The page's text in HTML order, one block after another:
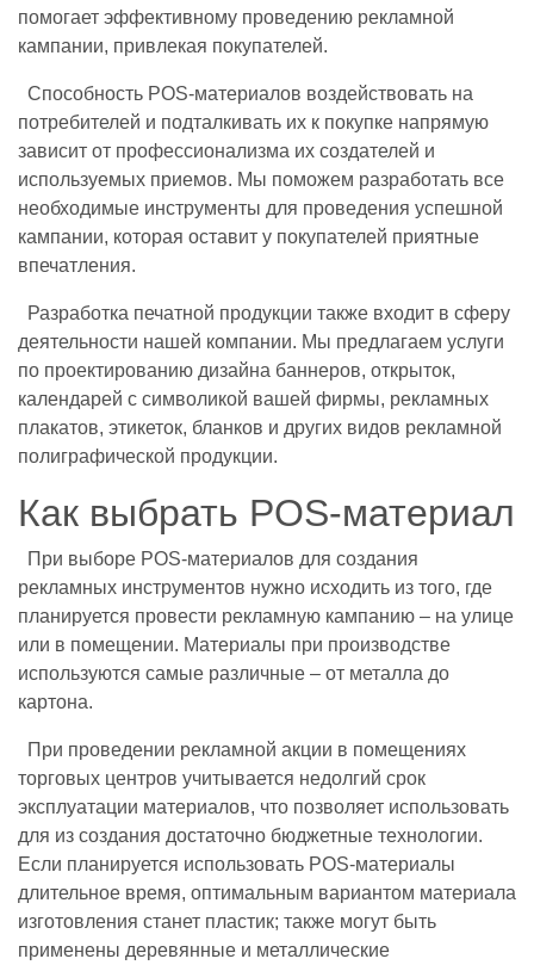
помогает эффективному проведению рекламной
кампании, привлекая покупателей.
Способность POS-материалов воздействовать на
потребителей и подталкивать их к покупке напрямую
зависит от профессионализма их создателей и
используемых приемов. Мы поможем разработать все
необходимые инструменты для проведения успешной
кампании, которая оставит у покупателей приятные
впечатления.
Разработка печатной продукции также входит в сферу
деятельности нашей компании. Мы предлагаем услуги
по проектированию дизайна баннеров, открыток,
календарей с символикой вашей фирмы, рекламных
плакатов, этикеток, бланков и других видов рекламной
полиграфической продукции.
Как выбрать POS-материал
При выборе POS-материалов для создания
рекламных инструментов нужно исходить из того, где
планируется провести рекламную кампанию – на улице
или в помещении. Материалы при производстве
используются самые различные – от металла до
картона.
При проведении рекламной акции в помещениях
торговых центров учитывается недолгий срок
эксплуатации материалов, что позволяет использовать
для из создания достаточно бюджетные технологии.
Если планируется использовать POS-материалы
длительное время, оптимальным вариантом материала
изготовления станет пластик; также могут быть
применены деревянные и металлические